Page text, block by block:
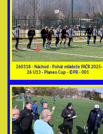
260318 - Náchod - Pohár mládeže FAČR 2025-
26 U13 - Planeo Cup - ©PR - 001